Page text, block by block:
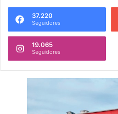
37.220
Seguidores
19.065
Seguidores